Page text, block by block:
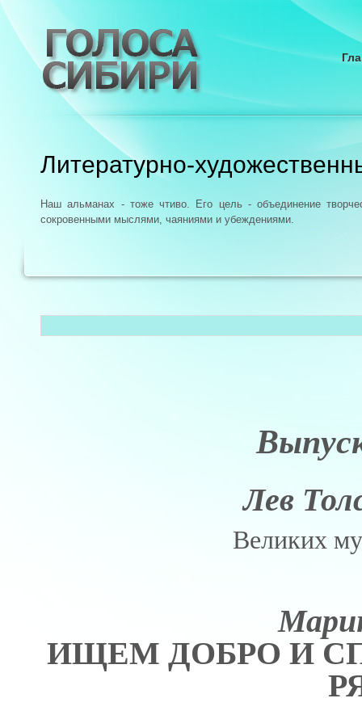
Литературно-
Наш альманах - тоже чтиво. Его цель - объединение
сокровенными мыслями, чаяниями и убеждениями.
Лев
Великих
ИЩЕМ ДОБРО И